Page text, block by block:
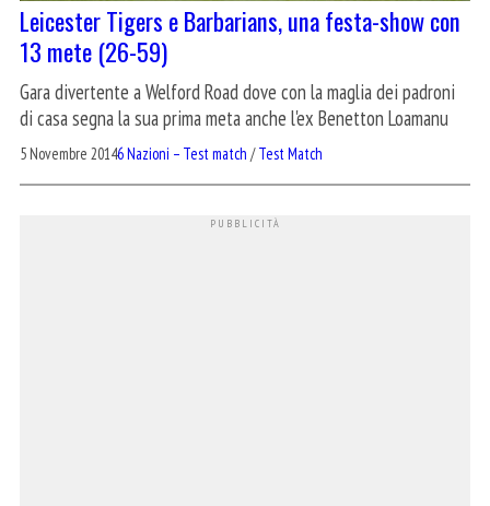
Leicester Tigers e Barbarians, una festa-show con
13 mete (26-59)
Gara divertente a Welford Road dove con la maglia dei padroni
di casa segna la sua prima meta anche l'ex Benetton Loamanu
5 Novembre 20146 Nazioni – Test match /Test Match